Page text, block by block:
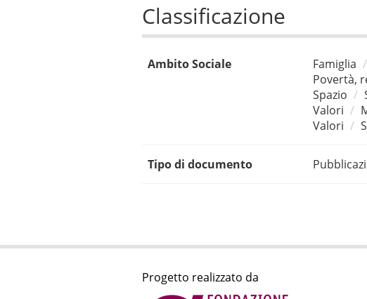
Classificazione
Ambito Sociale Famiglia
Povertà,
Spazio
Valori
Valori
Tipo di documento
Progetto realizzato da